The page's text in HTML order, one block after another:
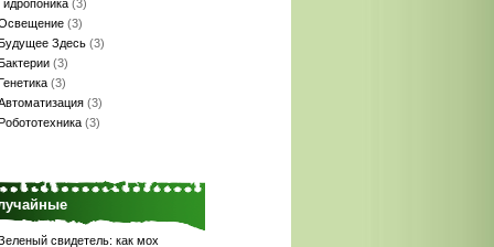
(3)
(3)
Здесь (3)
(3)
(3)
(3)
(3)
свидетель: как мох